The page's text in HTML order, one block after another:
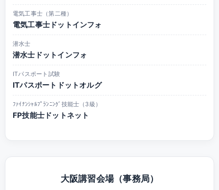
電気工事士（第二種）
電気工事士ドットインフォ
潜水士
潜水士ドットインフォ
ITパスポート試験
ITパスポートドットオルグ
ﾌｧｲﾅﾝｼｬﾙﾌﾟﾗﾝﾆﾝｸﾞ技能士（3級）
FP技能士ドットネット
大阪講習会場（事務局）